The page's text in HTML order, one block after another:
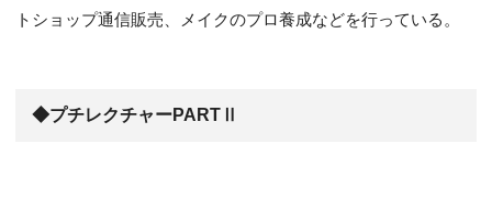
トショップ通信販売、メイクのプロ養成などを行っている。
◆プチレクチャーPARTⅡ